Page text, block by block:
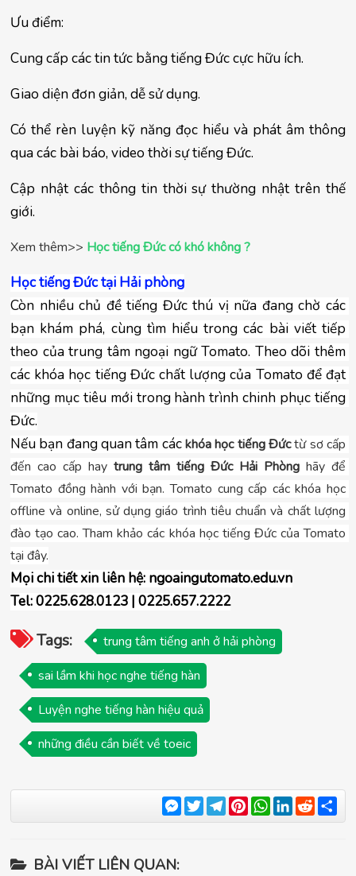
Ưu điểm:
Cung cấp các tin tức bằng tiếng Đức cực hữu ích.
Giao diện đơn giản, dễ sử dụng.
Có thể rèn luyện kỹ năng đọc hiểu và phát âm thông
qua các bài báo, video thời sự tiếng Đức.
Cập nhật các thông tin thời sự thường nhật trên thế
giới.
Xem thêm>> Học tiếng Đức có khó không ?
Học tiếng Đức tại Hải phòng
Còn nhiều chủ đề tiếng Đức thú vị nữa đang chờ các
bạn khám phá, cùng tìm hiểu trong các bài viết tiếp
theo của trung tâm ngoại ngữ Tomato. Theo dõi thêm
các khóa học tiếng Đức chất lượng của Tomato để đạt
những mục tiêu mới trong hành trình chinh phục tiếng
Đức.
Nếu bạn đang quan tâm các khóa học tiếng Đức từ sơ cấp
đến cao cấp hay trung tâm tiếng Đức Hải Phòng hãy để
Tomato đồng hành với bạn. Tomato cung cấp các khóa học
offline và online, sử dụng giáo trình tiêu chuẩn và chất lượng
đào tạo cao. Tham khảo các khóa học tiếng Đức của Tomato
tại đây.
Mọi chi tiết xin liên hệ: ngoaingutomato.edu.vn
Tel: 0225.628.0123 | 0225.657.2222
Tags:
trung tâm tiếng anh ở hải phòng
sai lầm khi học nghe tiếng hàn
Luyện nghe tiếng hàn hiệu quả
những điều cần biết về toeic
Messenger
TwitterTelegram
Pinterest
WhatsApp
LinkedIn
Reddit
BÀI VIẾT LIÊN QUAN: